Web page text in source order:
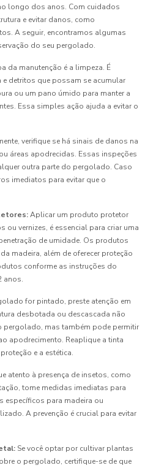
longo dos anos. Com cuidados
e evitar danos, como
A seguir, encontramos algumas
do seu pergolado.
da manutenção é a limpeza. É
detritos que possam se acumular
ou um pano úmido para manter a
Essa simples ação ajuda a evitar o
verifique se há sinais de danos na
áreas apodrecidas. Essas inspeções
outra parte do pergolado. Caso
imediatos para evitar que o
Aplicar um produto protetor
ou vernizes, é essencial para criar uma
de umidade. Os produtos
madeira, além de oferecer proteção
conforme as instruções do
anos.
for pintado, preste atenção em
desbotada ou descascada não
pergolado, mas também pode permitir
apodrecimento. Reaplique a tinta
e a estética.
atento à presença de insetos, como
tome medidas imediatas para
para madeira ou
A prevenção é crucial para evitar
Se você optar por cultivar plantas
o pergolado, certifique-se de que